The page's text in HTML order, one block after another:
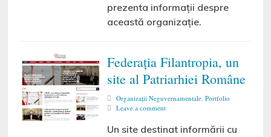
prezenta informații despre
această organizație.
Federația Filantropia, un
site al Patriarhiei Române
Organizaţii Neguvernamentale, Portfolio
Leave a comment
Un site destinat informării cu